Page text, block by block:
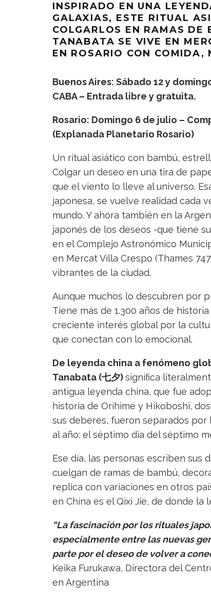
INSPIRADO EN UNA
GALAXIAS, ESTE RITUAL
COLGARLOS EN RAMAS
TANABATA SE VIVE EN
EN ROSARIO CON COMIDA,
Buenos Aires: Sábado 12 y
CABA – Entrada libre y gratuita.
Rosario: Domingo 6 de julio –
(Explanada Planetario Rosario)
Un ritual asiático con bambú,
Colgar un deseo en una tira de
que el viento lo lleve al universo.
japonesa, se vuelve realidad cada
mundo. Y ahora también en la
japonés de los deseos -que tiene
en el Complejo Astronómico
en Mercat Villa Crespo (Thames
vibrantes de la ciudad.
Aunque muchos lo descubren por
Tiene más de 1.300 años de
creciente interés global por la
que conectan con lo emocional.
De leyenda china a fenómeno
Tanabata (七夕)significa
antigua leyenda china, que fue
historia de Orihime y Hikoboshi,
sus deberes, fueron separados
al año: el séptimo día del séptimo
Ese día, las personas escriben sus
cuelgan de ramas de bambú,
replica con variaciones en otros
en China es el Qixi Jie, de donde la
“La fascinación por los rituales
especialmente entre las nuevas
parte por el deseo de volver a
Keika Furukawa, Directora del
en Argentina